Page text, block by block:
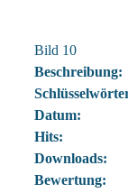
Bild 10
Beschreibung:
Datum:
Hits:
Downloads:
Bewertung: